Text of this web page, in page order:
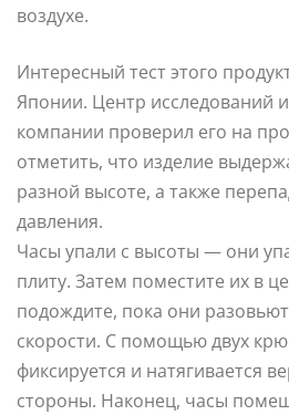
воздухе.
Интересный тест этого
Японии. Центр исследований
компании проверил его на
отметить, что изделие
разной высоте, а также
давления.
Часы упали с высоты — они
плиту. Затем поместите их в
подождите, пока они
скорости. С помощью двух
фиксируется и натягивается
стороны. Наконец, часы